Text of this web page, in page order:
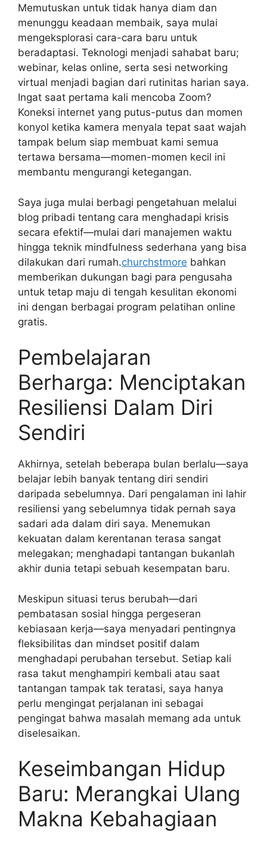
Memutuskan untuk tidak hanya diam dan
menunggu keadaan membaik, saya mulai
mengeksplorasi cara-cara baru untuk
beradaptasi. Teknologi menjadi sahabat baru;
webinar, kelas online, serta sesi networking
virtual menjadi bagian dari rutinitas harian saya.
Ingat saat pertama kali mencoba Zoom?
Koneksi internet yang putus-putus dan momen
konyol ketika kamera menyala tepat saat wajah
tampak belum siap membuat kami semua
tertawa bersama—momen-momen kecil ini
membantu mengurangi ketegangan.
Saya juga mulai berbagi pengetahuan melalui
blog pribadi tentang cara menghadapi krisis
secara efektif—mulai dari manajemen waktu
hingga teknik mindfulness sederhana yang bisa
dilakukan dari rumah.churchstmore bahkan
memberikan dukungan bagi para pengusaha
untuk tetap maju di tengah kesulitan ekonomi
ini dengan berbagai program pelatihan online
gratis.
Pembelajaran
Berharga: Menciptakan
Resiliensi Dalam Diri
Sendiri
Akhirnya, setelah beberapa bulan berlalu—saya
belajar lebih banyak tentang diri sendiri
daripada sebelumnya. Dari pengalaman ini lahir
resiliensi yang sebelumnya tidak pernah saya
sadari ada dalam diri saya. Menemukan
kekuatan dalam kerentanan terasa sangat
melegakan; menghadapi tantangan bukanlah
akhir dunia tetapi sebuah kesempatan baru.
Meskipun situasi terus berubah—dari
pembatasan sosial hingga pergeseran
kebiasaan kerja—saya menyadari pentingnya
fleksibilitas dan mindset positif dalam
menghadapi perubahan tersebut. Setiap kali
rasa takut menghampiri kembali atau saat
tantangan tampak tak teratasi, saya hanya
perlu mengingat perjalanan ini sebagai
pengingat bahwa masalah memang ada untuk
diselesaikan.
Keseimbangan Hidup
Baru: Merangkai Ulang
Makna Kebahagiaan